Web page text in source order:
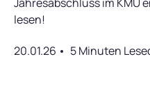
lesen!
20.01.26 5 Minuten